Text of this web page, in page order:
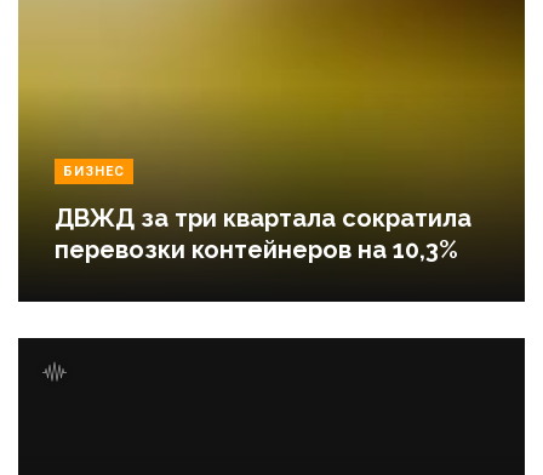
БИЗНЕС
ДВЖД за три квартала сократила
перевозки контейнеров на 10,3%